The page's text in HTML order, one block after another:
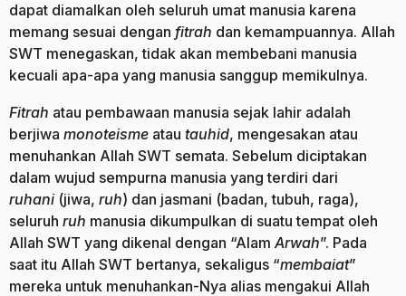
dapat diamalkan oleh seluruh umat manusia karena
memang sesuai dengan fitrah dan kemampuannya. Allah
SWT menegaskan, tidak akan membebani manusia
kecuali apa-apa yang manusia sanggup memikulnya.
Fitrah atau pembawaan manusia sejak lahir adalah
berjiwa monoteisme atau tauhid, mengesakan atau
menuhankan Allah SWT semata. Sebelum diciptakan
dalam wujud sempurna manusia yang terdiri dari
ruhani (jiwa, ruh) dan jasmani (badan, tubuh, raga),
seluruh ruh manusia dikumpulkan di suatu tempat oleh
Allah SWT yang dikenal dengan “Alam Arwah”. Pada
saat itu Allah SWT bertanya, sekaligus “membaiat”
mereka untuk menuhankan-Nya alias mengakui Allah